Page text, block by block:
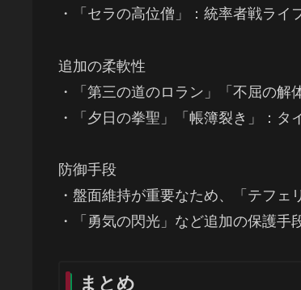
・「セラの高位僧」：統率者戦ライ
追加の柔軟性
・「第三の道のロラン」「不屈の解
・「夕日の拳聖」「帳簿裂き」：タ
防御手段
・盤面維持が重要なため、「テフェ
・「勇気の閃光」など追加の保護手
まとめ